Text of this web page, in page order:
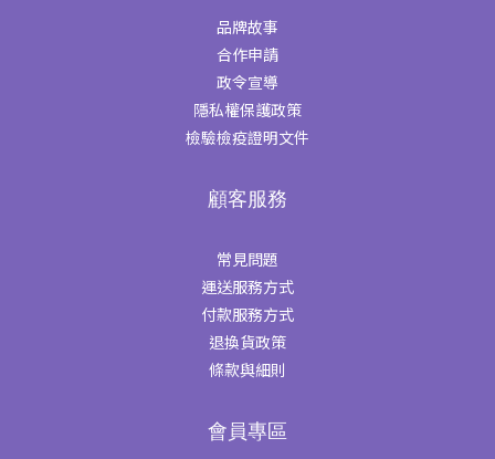
品牌故事
合作申請
政令宣導
隱私權保護政策
檢驗檢疫證明文件
顧客服務
常見問題
運送服務方式
付款服務方式
退換貨政策
條款與細則
會員專區